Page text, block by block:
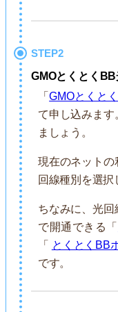
STEP2
GMOとくとく
「GMOとくと
て申し込みま
ましょう。
現在のネットの
回線種別を選択
ちなみに、光
で開通できる「
「
とくとくBB
です。